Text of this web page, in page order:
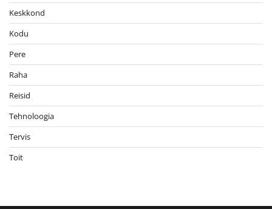
Keskkond
Kodu
Pere
Raha
Reisid
Tehnoloogia
Tervis
Toit